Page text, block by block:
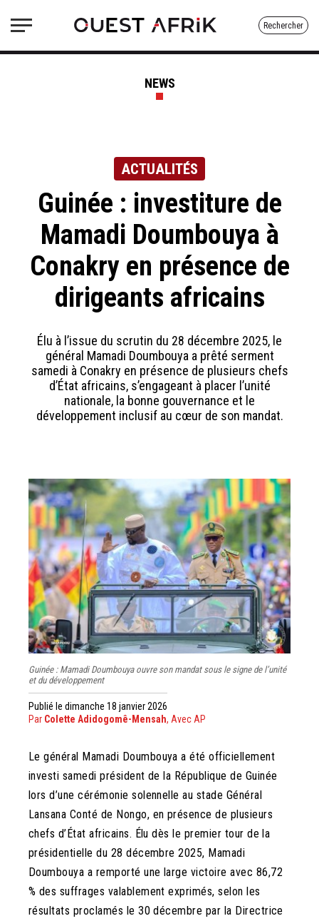
Rechercher
ACTUALITÉS
Guinée : investiture de
Mamadi Doumbouya à
Conakry en présence de
dirigeants africains
Élu à l’issue du scrutin du 28 décembre 2025, le
général Mamadi Doumbouya a prêté serment
samedi à Conakry en présence de plusieurs chefs
d’État africains, s’engageant à placer l’unité
nationale, la bonne gouvernance et le
développement inclusif au cœur de son mandat.
NEWS
Publié le dimanche 18 janvier 2026
Par Colette Adidogomê-Mensah, Avec AP
Guinée : Mamadi Doumbouya ouvre son mandat sous le signe de l’unité
et du développement
Le général Mamadi Doumbouya a été officiellement
investi samedi président de la République de Guinée
lors d’une cérémonie solennelle au stade Général
Lansana Conté de Nongo, en présence de plusieurs
chefs d’État africains. Élu dès le premier tour de la
présidentielle du 28 décembre 2025, Mamadi
Doumbouya a remporté une large victoire avec 86,72
% des suffrages valablement exprimés, selon les
résultats proclamés le 30 décembre par la Directrice